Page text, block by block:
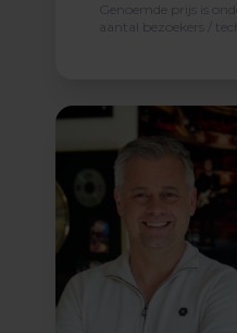
Genoemde prijs is
aantal bezoekers /